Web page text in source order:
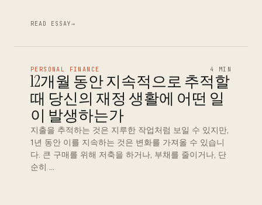
READ ESSAY→
PERSONAL FINANCE 4 MIN
12개월 동안 지속적으로 추적할
때 당신의 재정 생활에 어떤 일
이 발생하는가
지출을 추적하는 것은 지루한 작업처럼 보일 수 있지만,
1년 동안 이를 지속하는 것은 변화를 가져올 수 있습니
다. 큰 구매를 위해 저축을 하거나, 부채를 줄이거나, 단
순히 …